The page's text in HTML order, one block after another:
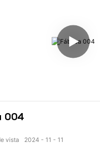
004
2024 11 11
vista